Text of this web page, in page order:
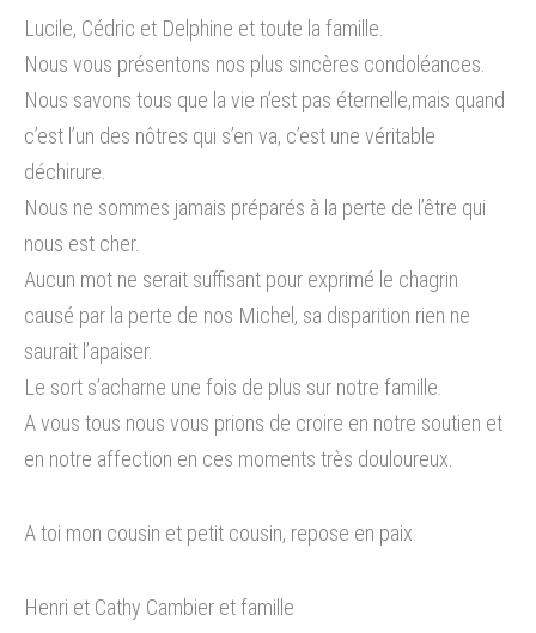
Lucile, Cédric et Delphine et toute la famille.
Nous vous présentons nos plus sincères condoléances.
Nous savons tous que la vie n’est pas éternelle,mais quand
c’est l’un des nôtres qui s’en va, c’est une véritable
déchirure.
Nous ne sommes jamais préparés à la perte de l’être qui
nous est cher.
Aucun mot ne serait suffisant pour exprimé le chagrin
causé par la perte de nos Michel, sa disparition rien ne
saurait l’apaiser.
Le sort s’acharne une fois de plus sur notre famille.
A vous tous nous vous prions de croire en notre soutien et
en notre affection en ces moments très douloureux.
A toi mon cousin et petit cousin, repose en paix.
Henri et Cathy Cambier et famille